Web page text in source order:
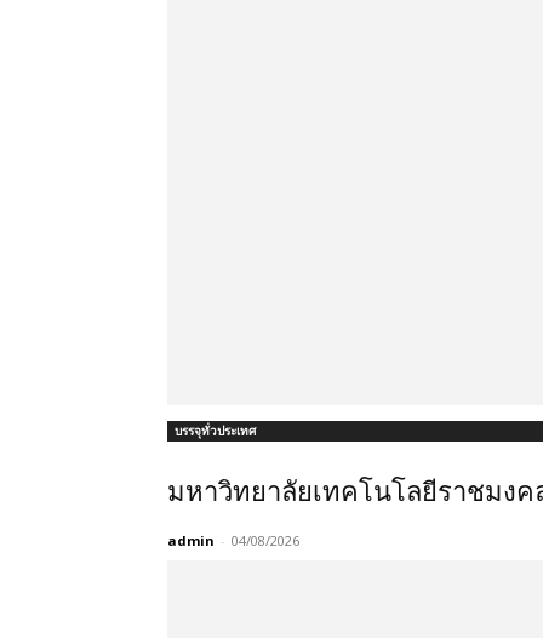
บรรจุทั่วประเทศ
มหาวิทยาลัยเทคโนโลยีราชมง
admin - 04/08/2026